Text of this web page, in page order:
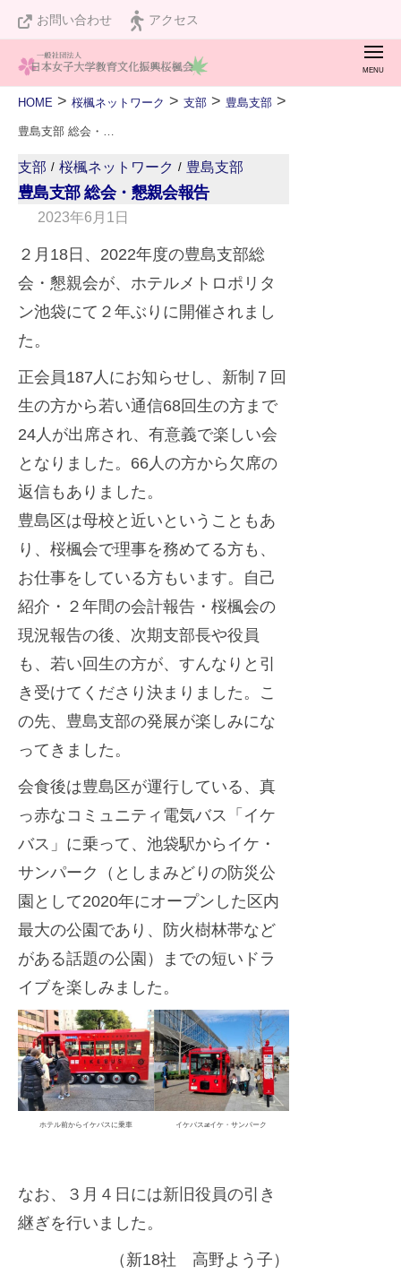
ン
お問い合わせ アクセス
桜
会
は
設
１
２
０
周
を
迎
え
ま
し
た
メ
ニ
HOME > 桜楓ネットワーク > 支部 > 豊島支部 >
支部 / 桜楓ネットワーク / 豊島支部
豊島支部 総会・懇親会報告
2023年6月1日
d
v
s
e
２月18日、2022年度の豊島支部総
会・懇親会が、ホテルメトロポリタ
ン池袋にて２年ぶりに開催されまし
た。
正会員187人にお知らせし、新制７回
生の方から若い通信68回生の方まで
24人が出席され、有意義で楽しい会
となりました。66人の方から欠席の
返信もありました。
豊島区は母校と近いということもあ
り、桜楓会で理事を務めてる方も、
お仕事をしている方もいます。自己
紹介・２年間の会計報告・桜楓会の
現況報告の後、次期支部長や役員
も、若い回生の方が、すんなりと引
き受けてくださり決まりました。こ
の先、豊島支部の発展が楽しみにな
ってきました。
会食後は豊島区が運行している、真
っ赤なコミュニティ電気バス「イケ
バス」に乗って、池袋駅からイケ・
サンパーク（としまみどりの防災公
園として2020年にオープンした区内
最大の公園であり、防火樹林帯など
がある話題の公園）までの短いドラ
イブを楽しみました。
ホテル前からイケバスに乗車 イケバスatイケ・サンパーク
なお、３月４日には新旧役員の引き
継ぎを行いました。
（新18社 高野よう子）
楓